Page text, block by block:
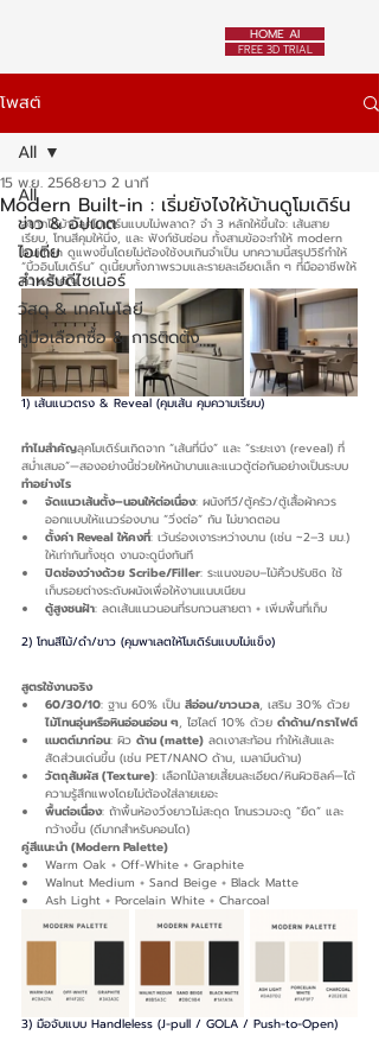
HOME AI
FREE 3D TRIAL
โพสต์
All
ข่าว & อัปเดต
ไอเดีย
สำหรับดีไซเนอร์
วัสดุ & เทคโนโลยี
คู่มือเลือกซื้อ & การติดตั้ง
All
Modern Built-in : เริ่มยังไงให้บ้านดูโมเดิร์น
15 พ.ย. 2568ยาว 2 นาที
อยากได้บ้านลุคโมเดิร์นแบบไม่พลาด? จำ 3 หลักให้ขึ้นใจ: เส้นสาย
เรียบ, โทนสีคุมให้นิ่ง, และ ฟังก์ชันซ่อน ทั้งสามข้อจะทำให้ modern
built-in ดูแพงขึ้นโดยไม่ต้องใช้งบเกินจำเป็น บทความนี้สรุปวิธีทำให้
“บิ้วอินโมเดิร์น” ดูเนี้ยบทั้งภาพรวมและรายละเอียดเล็ก ๆ ที่มืออาชีพให้
ความสำคัญ
1) เส้นแนวตรง & Reveal (คุมเส้น คุมความเรียบ)
ทำไมสำคัญลุคโมเดิร์นเกิดจาก “เส้นที่นิ่ง” และ “ระยะเงา (reveal) ที่
สม่ำเสมอ”—สองอย่างนี้ช่วยให้หน้าบานและแนวตู้ต่อกันอย่างเป็นระบบ
ทำอย่างไร
จัดแนวเส้นตั้ง–นอนให้ต่อเนื่อง: ผนังทีวี/ตู้ครัว/ตู้เสื้อผ้าควร
ออกแบบให้แนวร่องบาน “วิ่งต่อ” กัน ไม่ขาดตอน
ตั้งค่า Reveal ให้คงที่: เว้นร่องเงาระหว่างบาน (เช่น ~2–3 มม.)
ให้เท่ากันทั้งชุด งานจะดูนิ่งทันที
ปิดช่องว่างด้วย Scribe/Filler: ระแนงขอบ–ไม้คิ้วปรับชิด ใช้
เก็บรอยต่างระดับผนังเพื่อให้งานแนบเนียน
ตู้สูงชนฝ้า: ลดเส้นแนวนอนที่รบกวนสายตา + เพิ่มพื้นที่เก็บ
2) โทนสีไม้/ดำ/ขาว (คุมพาเลตให้โมเดิร์นแบบไม่แข็ง)
สูตรใช้งานจริง
60/30/10: ฐาน 60% เป็น สีอ่อน/ขาวนวล, เสริม 30% ด้วย
ไม้โทนอุ่นหรือหินอ่อนอ่อน ๆ, ไฮไลต์ 10% ด้วย ดำด้าน/กราไฟต์
แมตต์มาก่อน: ผิว ด้าน (matte) ลดเงาสะท้อน ทำให้เส้นและ
สัดส่วนเด่นขึ้น (เช่น PET/NANO ด้าน, เมลามีนด้าน)
วัตถุสัมผัส (Texture): เลือกไม้ลายเสี้ยนละเอียด/หินผิวซิลค์—ได้
ความรู้สึกแพงโดยไม่ต้องใส่ลายเยอะ
พื้นต่อเนื่อง: ถ้าพื้นห้องวิ่งยาวไม่สะดุด โทนรวมจะดู “ยืด” และ
กว้างขึ้น (ดีมากสำหรับคอนโด)
คู่สีแนะนำ (Modern Palette)
Warm Oak + Off-White + Graphite
Walnut Medium + Sand Beige + Black Matte
Ash Light + Porcelain White + Charcoal
3) มือจับแบบ Handleless (J-pull / GOLA / Push-to-Open)